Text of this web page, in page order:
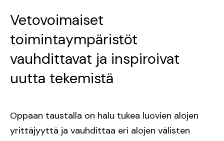
Vetovoimaiset
toimintaympäristöt
vauhdittavat ja inspiroivat
uutta tekemistä
Oppaan taustalla on halu tukea luovien alojen
yrittäjyyttä ja vauhdittaa eri alojen välisten